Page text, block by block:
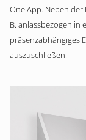
One App. Neben der
B. anlassbezogen in
präsenzabhängiges
auszuschließen.